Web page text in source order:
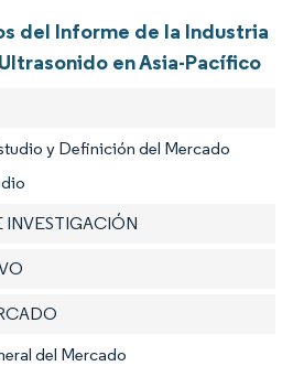
del Informe de la Industria
en Asia-Pacífico
y Definición del Mercado
del Mercado